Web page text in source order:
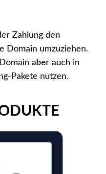
Zahlung den
Domain umzuziehen.
aber auch in
Pakete nutzen.